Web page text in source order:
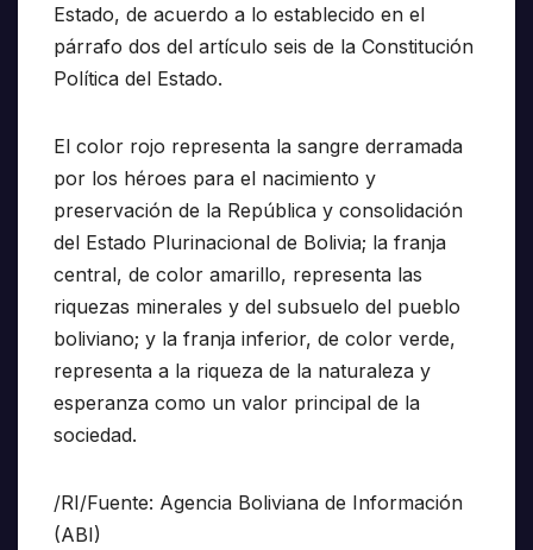
Estado, de acuerdo a lo establecido en el
párrafo dos del artículo seis de la Constitución
Política del Estado.
El color rojo representa la sangre derramada
por los héroes para el nacimiento y
preservación de la República y consolidación
del Estado Plurinacional de Bolivia; la franja
central, de color amarillo, representa las
riquezas minerales y del subsuelo del pueblo
boliviano; y la franja inferior, de color verde,
representa a la riqueza de la naturaleza y
esperanza como un valor principal de la
sociedad.
/RI/Fuente: Agencia Boliviana de Información
(ABI)